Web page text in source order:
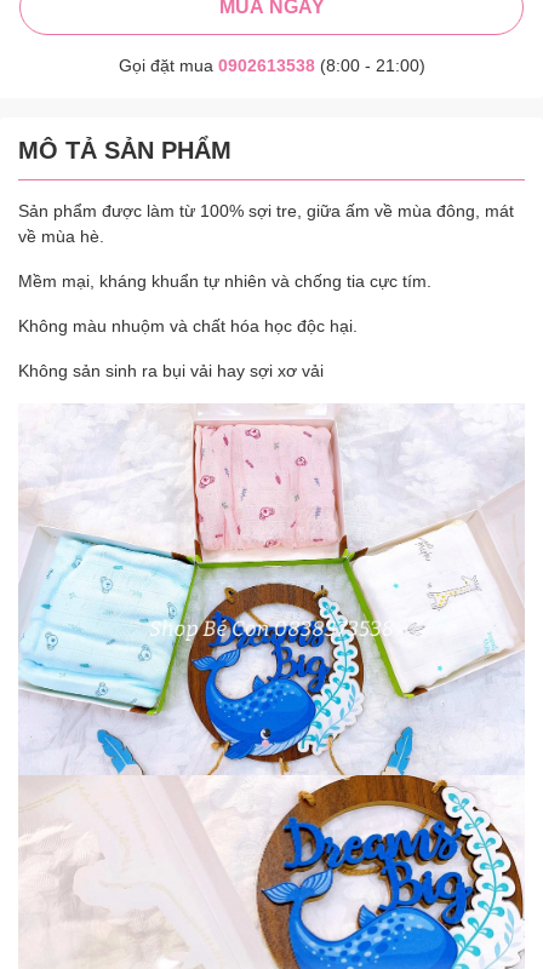
MUA NGAY
Gọi đặt mua 0902613538(8:00 - 21:00)
MÔ TẢ SẢN PHẨM
Sản phẩm được làm từ 100% sợi tre, giữa ấm về mùa đông, mát
về mùa hè.
Mềm mại, kháng khuẩn tự nhiên và chống tia cực tím.
Không màu nhuộm và chất hóa học độc hại.
Không sản sinh ra bụi vải hay sợi xơ vải